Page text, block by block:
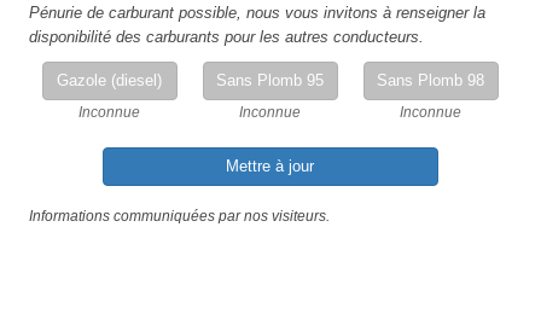
Pénurie de carburant possible, nous vous invitons à renseigner la
disponibilité des carburants pour les autres conducteurs.
Gazole (diesel)
Inconnue
Sans Plomb 95
Inconnue
Sans Plomb 98
Inconnue
Mettre à jour
Informations communiquées par nos visiteurs.